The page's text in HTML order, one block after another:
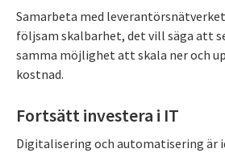
Samarbeta med
följsam skalbarhet, det vill säga att
samma möjlighet att skala ner och
kostnad.
Fortsätt investera i IT
Digitalisering och automatisering är